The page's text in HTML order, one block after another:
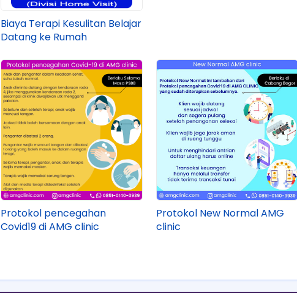
Biaya Terapi Kesulitan Belajar
Datang ke Rumah
Protokol pencegahan
Covid19 di AMG clinic
Protokol New Normal AMG
clinic